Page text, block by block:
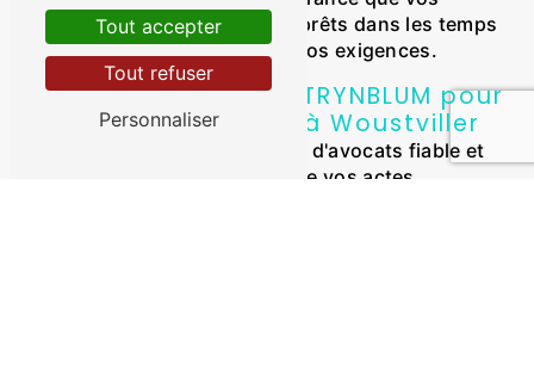
documents juridiques seront prêts dans les temps
et qu'ils répondront à toutes vos exigences.
Contactez la SCP CYTRYNBLUM pour
vos actes juridiques à Woustviller
Si vous recherchez un cabinet d'avocats fiable et
compétent pour la rédaction de vos actes
Tout accepter
Tout refuser
Personnaliser